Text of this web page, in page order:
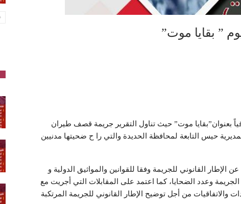
” بقايا موت”
بعنوان”بقايا موت” حيث تناول التقرير جريمة قصف طيران
حيس التابعة لمحافظة الحديدة والتي را ح ضحيتها مدنيين
القانوني للجريمة وفقا للقوانين والمواثيق الدولية و
وعدد الضحايا، كما اعتمد على المقابلات التي أجريت مع
والاتفاقيات من أجل توضيح الإطار القانوني للجريمة المرتكبة